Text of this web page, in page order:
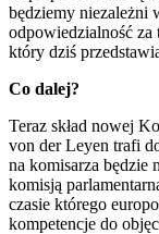
będziemy niezależni
odpowiedzialność za
który dziś
Co dalej?
Teraz skład nowej
von der Leyen trafi
na komisarza będzie
komisją
czasie którego
kompetencje do